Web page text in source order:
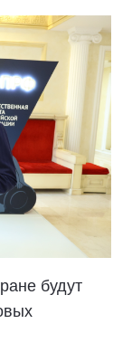
будут